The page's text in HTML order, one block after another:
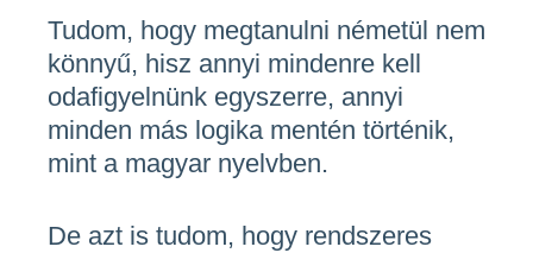
Tudom, hogy megtanulni németül nem
könnyű, hisz annyi mindenre kell
odafigyelnünk egyszerre, annyi
minden más logika mentén történik,
mint a magyar nyelvben.
De azt is tudom, hogy rendszeres